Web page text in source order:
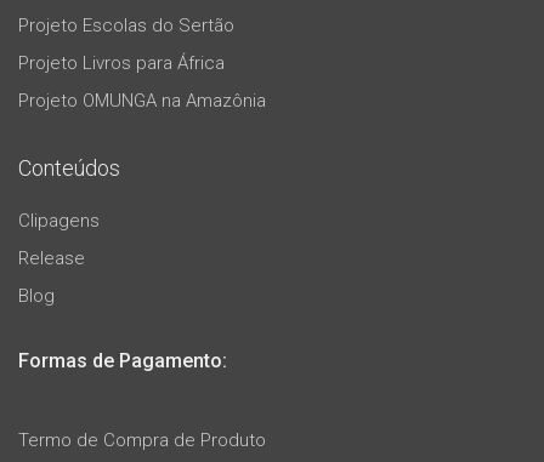
Projeto Escolas do Sertão
Projeto Livros para África
Projeto OMUNGA na Amazônia
Conteúdos
Clipagens
Release
Blog
Formas de Pagamento:
Termo de Compra de Produto